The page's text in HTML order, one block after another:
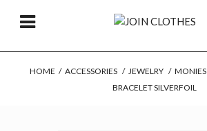
HOME / ACCESSORIES / JEWELRY / MONIES
BRACELET SILVERFOIL